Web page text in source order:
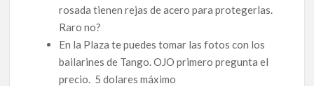
rosada tienen rejas de acero para protegerlas.
Raro no?
En la Plaza te puedes tomar las fotos con los
bailarines de Tango. OJO primero pregunta el
precio. 5 dolares máximo